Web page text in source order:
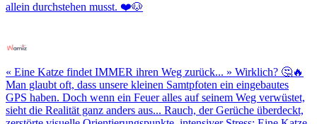
allein durchstehen musst. ❤️🐶
« Eine Katze findet IMMER ihren Weg zurück... » Wirklich? 🤔🔥
Man glaubt oft, dass unsere kleinen Samtpfoten ein eingebautes
GPS haben. Doch wenn ein Feuer alles auf seinem Weg verwüstet,
sieht die Realität ganz anders aus... Rauch, der Gerüche überdeckt,